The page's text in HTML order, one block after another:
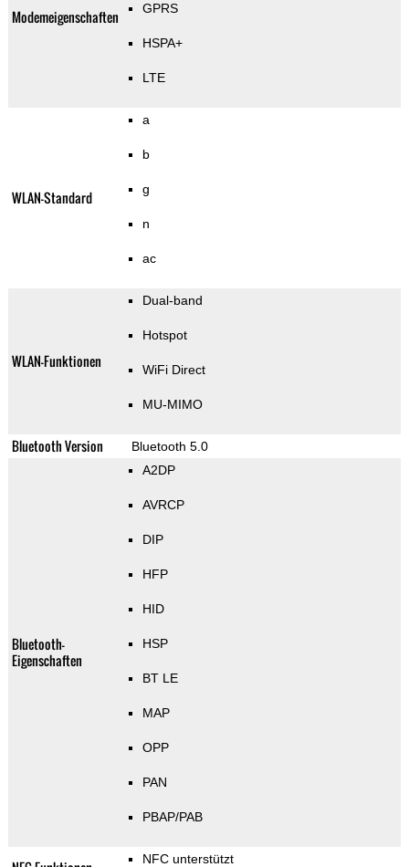
Modemeigenschaften GPRS
HSPA+
LTE
WLAN-Standard
a
b
g
n
ac
WLAN-Funktionen
Dual-band
Hotspot
WiFi Direct
MU-MIMO
Bluetooth Version Bluetooth 5.0
Bluetooth-
Eigenschaften
A2DP
AVRCP
DIP
HFP
HID
HSP
BT LE
MAP
OPP
PAN
PBAP/PAB
NFC unterstützt